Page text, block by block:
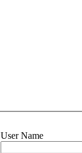
User Name